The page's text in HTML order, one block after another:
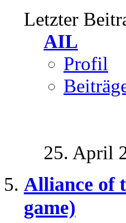
Letzter
AIL
Profil
25. April
Alliance of
game)